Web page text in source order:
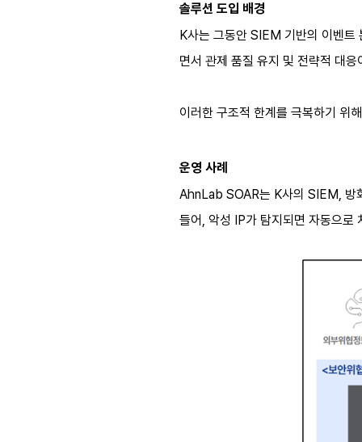
솔루션 도입 배경
K사는 그동안 SIEM 기반의 이벤트
면서 관제 품질 유지 및 전략적 대
이러한 구조적 한계를 극복하기 위
운영 사례
AhnLab SOAR는 K사의 SIEM, 방
들어, 악성 IP가 탐지되면 자동으로